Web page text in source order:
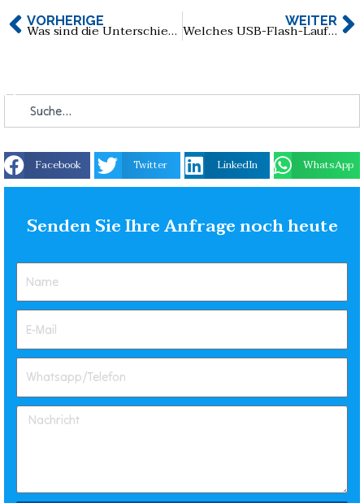
VORHERIGE Was sind die Unterschiede zwischen USB 2.0 und USB 3.0, und welche Variante ist für mich besser geeignet? WEITER
Welches USB-Flash-Laufwerk eignet sich besser für einen Drucker?
Facebook Twitter LinkedIn WhatsApp
Senden Sie Ihre Anfrage noch heute